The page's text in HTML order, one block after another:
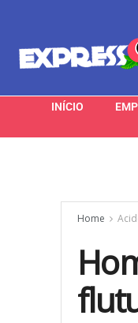
INÍCIO
Home